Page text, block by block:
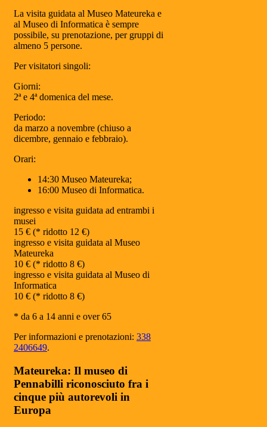
La visita guidata al Museo Mateureka e
al Museo di Informatica è sempre
possibile, su prenotazione, per gruppi di
almeno 5 persone.
Per visitatori singoli:
Giorni:
2ª e 4ª domenica del mese.
Periodo:
da marzo a novembre (chiuso a
dicembre, gennaio e febbraio).
Orari:
14:30 Museo Mateureka;
16:00 Museo di Informatica.
ingresso e visita guidata ad entrambi i
musei
15 € (* ridotto 12 €)
ingresso e visita guidata al Museo
Mateureka
10 € (* ridotto 8 €)
ingresso e visita guidata al Museo di
Informatica
10 € (* ridotto 8 €)
* da 6 a 14 anni e over 65
Per informazioni e prenotazioni: 338
2406649.
Mateureka: Il museo di
Pennabilli riconosciuto fra i
cinque più autorevoli in
Europa